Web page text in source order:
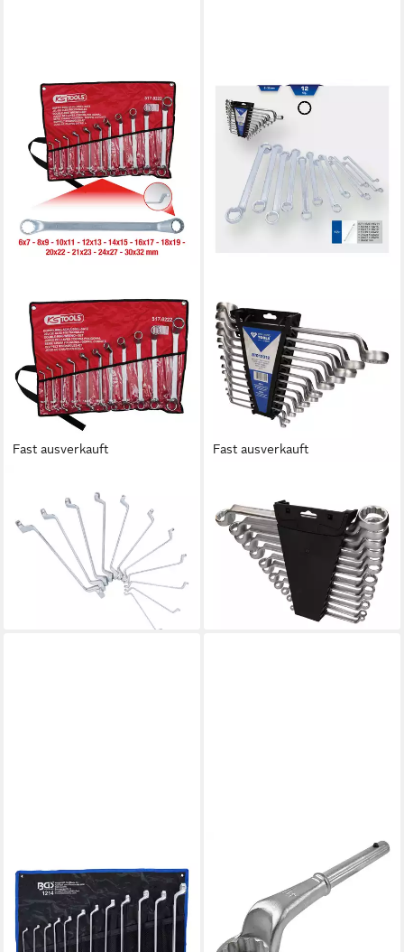
Fast ausverkauft
Schraube KS Tools CLASSIC
Doppel-Ringschlüssel-Satz,
gekröpft, 11-teilig 6-32mm
ab 51,94 €
lieferbar - in 2-3 Werktagen bei dir
Fast ausverkauft
Schraube Brilliant Tools
Doppel-Ringschlüssel-Satz,
gekröpft, 12-tlg
69,12 € UVP
lieferbar - in 4-5 Werktagen bei dir